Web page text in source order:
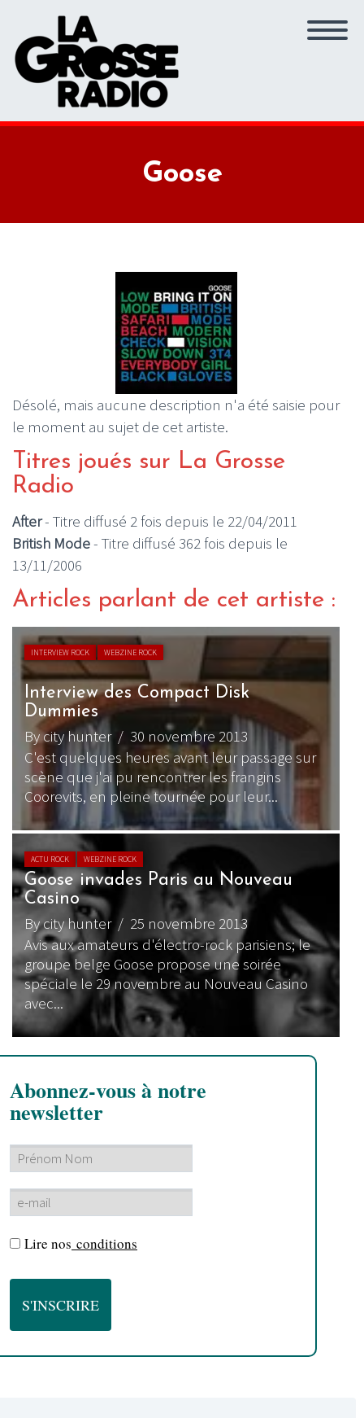
Goose
Désolé, mais aucune description n'a été saisie pour
le moment au sujet de cet artiste.
Titres joués sur La Grosse
Radio
After- Titre diffusé 2 fois depuis le 22/04/2011
British Mode- Titre diffusé 362 fois depuis le
13/11/2006
Articles parlant de cet artiste :
INTERVIEW ROCK WEBZINE ROCK
Interview des Compact Disk
Dummies
By city hunter/ 30 novembre 2013
C'est quelques heures avant leur passage sur
scène que j'ai pu rencontrer les frangins
Coorevits, en pleine tournée pour leur...
ACTU ROCK WEBZINE ROCK
Goose invades Paris au Nouveau
Casino
By city hunter/ 25 novembre 2013
Avis aux amateurs d'électro-rock parisiens; le
groupe belge Goose propose une soirée
spéciale le 29 novembre au Nouveau Casino
avec...
Abonnez-vous à notre
newsletter
Lire nos conditions